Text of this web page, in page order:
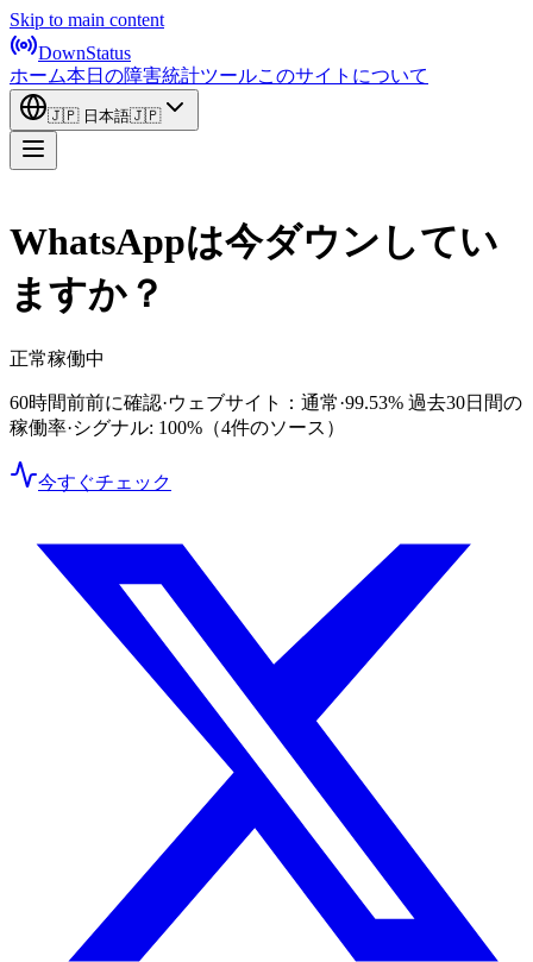
Skip to main content
DownStatus
ホーム本日の障害統計ツールこのサイトについて
🇯🇵 日本語🇯🇵
WhatsAppは今ダウンしてい
ますか？
正常稼働中
60時間前前に確認·ウェブサイト：通常·99.53% 過去30日間の
稼働率·シグナル: 100% （4件のソース）
今すぐチェック